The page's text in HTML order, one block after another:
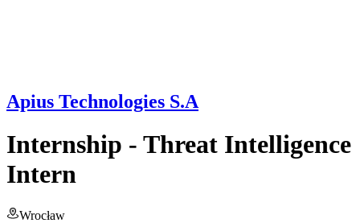
Apius Technologies S.A
Internship - Threat Intelligence
Intern
Wrocław